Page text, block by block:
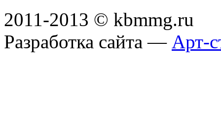
2011-2013 © kbmmg.ru
Разработка сайта — Арт-